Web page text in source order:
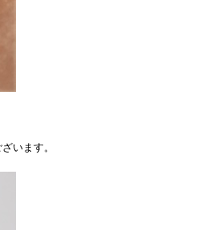
います。